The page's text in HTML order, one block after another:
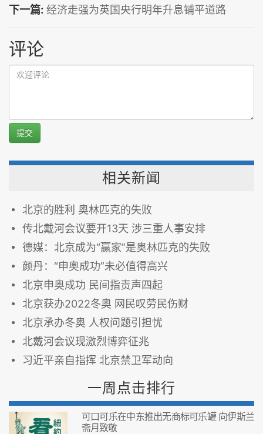
下一篇: 经济走强为英国央行明年升息铺平道路
评论
提交
相关新闻
北京的胜利 奥林匹克的失败
传北戴河会议要开13天 涉三重人事安排
德媒：北京成为“赢家”是奥林匹克的失败
颜丹：“申奥成功”未必值得高兴
北京申奥成功 民间指责声四起
北京获办2022冬奥 网民叹劳民伤财
北京承办冬奥 人权问题引担忧
北戴河会议现激烈博弈征兆
习近平亲自指挥 北京禁卫军动向
一周点击排行
可口可乐在中东推出无商标可乐罐 向伊斯兰
斋月致敬